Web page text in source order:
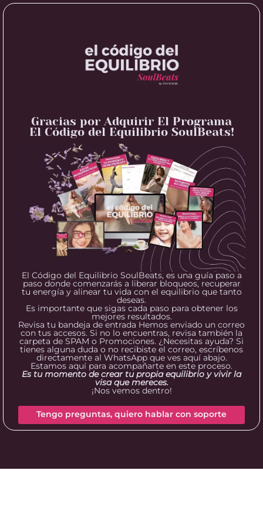
Gracias por Adquirir El Programa
El Código del Equilibrio SoulBeats!
El Código del Equilibrio SoulBeats, es una guía paso a
paso donde comenzarás a liberar bloqueos, recuperar
tu energía y alinear tu vida con el equilibrio que tanto
deseas.
Es importante que sigas cada paso para obtener los
mejores resultados.
Revisa tu bandeja de entrada Hemos enviado un correo
con tus accesos. Si no lo encuentras, revisa también la
carpeta de SPAM o Promociones. ¿Necesitas ayuda? Si
tienes alguna duda o no recibiste el correo, escríbenos
directamente al WhatsApp que ves aquí abajo.
Estamos aquí para acompañarte en este proceso.
Es tu momento de crear tu propia equilibrio y vivir la
visa que mereces.
¡Nos vemos dentro!
Tengo preguntas, quiero hablar con soporte